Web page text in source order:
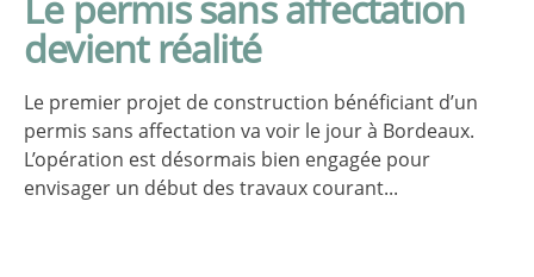
devient réalité
Le premier projet de construction bénéficiant d’un
permis sans affectation va voir le jour à Bordeaux.
L’opération est désormais bien engagée pour
envisager un début des travaux courant...